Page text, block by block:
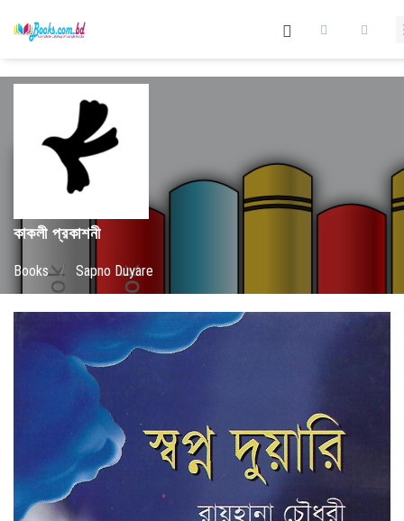
কাকলী প্রকাশনী
Books / Sapno Duyare